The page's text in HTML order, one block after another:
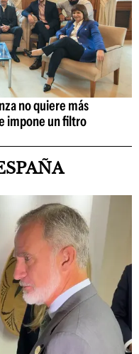
no quiere más
impone un filtro